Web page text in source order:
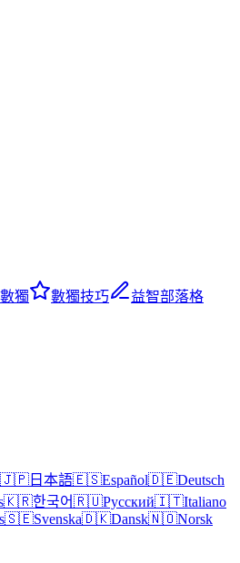
獨 數獨技巧
益智部落格
🇯🇵 日本語🇪🇸Español🇩🇪Deutsch
🇰🇷한국어🇷🇺Русский🇮🇹Italiano
🇸🇪Svenska🇩🇰Dansk🇳🇴Norsk